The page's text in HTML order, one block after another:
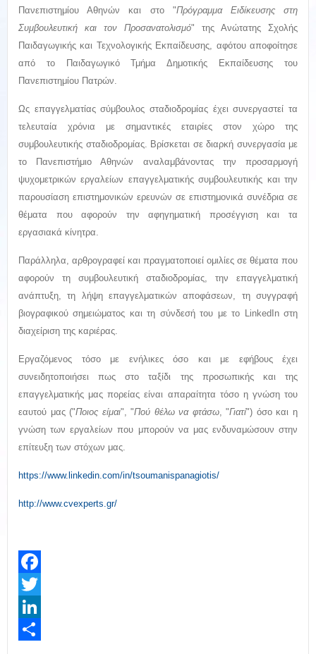
Πανεπιστημίου Αθηνών και στο "Πρόγραμμα Ειδίκευσης στη
Συμβουλευτική και τον Προσανατολισμό" της Ανώτατης Σχολής
Παιδαγωγικής και Τεχνολογικής Εκπαίδευσης, αφότου αποφοίτησε
από το Παιδαγωγικό Τμήμα Δημοτικής Εκπαίδευσης του
Πανεπιστημίου Πατρών.
Ως επαγγελματίας σύμβουλος σταδιοδρομίας έχει συνεργαστεί τα
τελευταία χρόνια με σημαντικές εταιρίες στον χώρο της
συμβουλευτικής σταδιοδρομίας. Βρίσκεται σε διαρκή συνεργασία με
το Πανεπιστήμιο Αθηνών αναλαμβάνοντας την προσαρμογή
ψυχομετρικών εργαλείων επαγγελματικής συμβουλευτικής και την
παρουσίαση επιστημονικών ερευνών σε επιστημονικά συνέδρια σε
θέματα που αφορούν την αφηγηματική προσέγγιση και τα
εργασιακά κίνητρα.
Παράλληλα, αρθρογραφεί και πραγματοποιεί ομιλίες σε θέματα που
αφορούν τη συμβουλευτική σταδιοδρομίας, την επαγγελματική
ανάπτυξη, τη λήψη επαγγελματικών αποφάσεων, τη συγγραφή
βιογραφικού σημειώματος και τη σύνδεσή του με το LinkedIn στη
διαχείριση της καριέρας.
Εργαζόμενος τόσο με ενήλικες όσο και με εφήβους έχει
συνειδητοποιήσει πως στο ταξίδι της προσωπικής και της
επαγγελματικής μας πορείας είναι απαραίτητα τόσο η γνώση του
εαυτού μας ("Ποιος είμαι", "Πού θέλω να φτάσω, "Γιατί") όσο και η
γνώση των εργαλείων που μπορούν να μας ενδυναμώσουν στην
επίτευξη των στόχων μας.
https://www.linkedin.com/in/tsoumanispanagiotis/
http://www.cvexperts.gr/
Facebook
Twitter
LinkedIn